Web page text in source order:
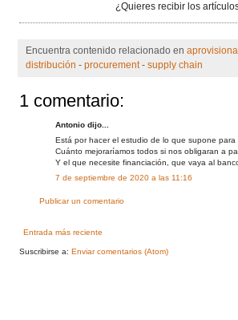
¿Quieres recibir los
Encuentra contenido relacionado en
distribución - procurement- supply chain
1 comentario:
Antonio dijo...
Está por hacer el estudio de lo que supone
Cuánto mejoraríamos todos si nos obligaran a
Y el que necesite financiación, que vaya al
7 de septiembre de 2020 a las 11:16
Publicar un comentario
Entrada más reciente
Suscribirse a: Enviar comentarios (Atom)